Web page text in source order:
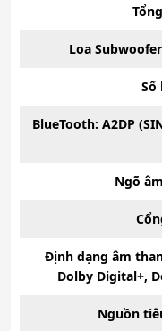
Loa
Số
BlueTooth: A2DP
Ngõ
Định dạng âm
Dolby Digital+,
Nguồn